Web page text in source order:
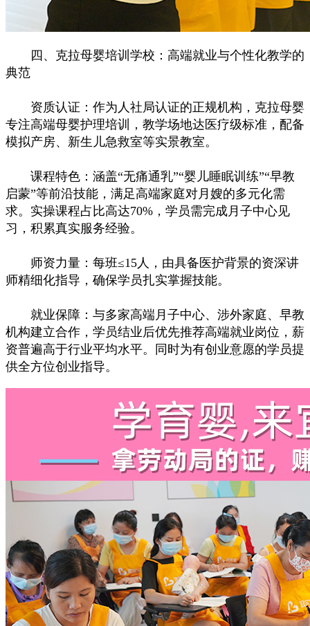
四、克拉母婴培训学校：高端就业与个性化教学的
典范
资质认证：作为人社局认证的正规机构，克拉母婴
专注高端母婴护理培训，教学场地达医疗级标准，配备
模拟产房、新生儿急救室等实景教室。
课程特色：涵盖“无痛通乳”“婴儿睡眠训练”“早教
启蒙”等前沿技能，满足高端家庭对月嫂的多元化需
求。实操课程占比高达70%，学员需完成月子中心见
习，积累真实服务经验。
师资力量：每班≤15人，由具备医护背景的资深讲
师精细化指导，确保学员扎实掌握技能。
就业保障：与多家高端月子中心、涉外家庭、早教
机构建立合作，学员结业后优先推荐高端就业岗位，薪
资普遍高于行业平均水平。同时为有创业意愿的学员提
供全方位创业指导。